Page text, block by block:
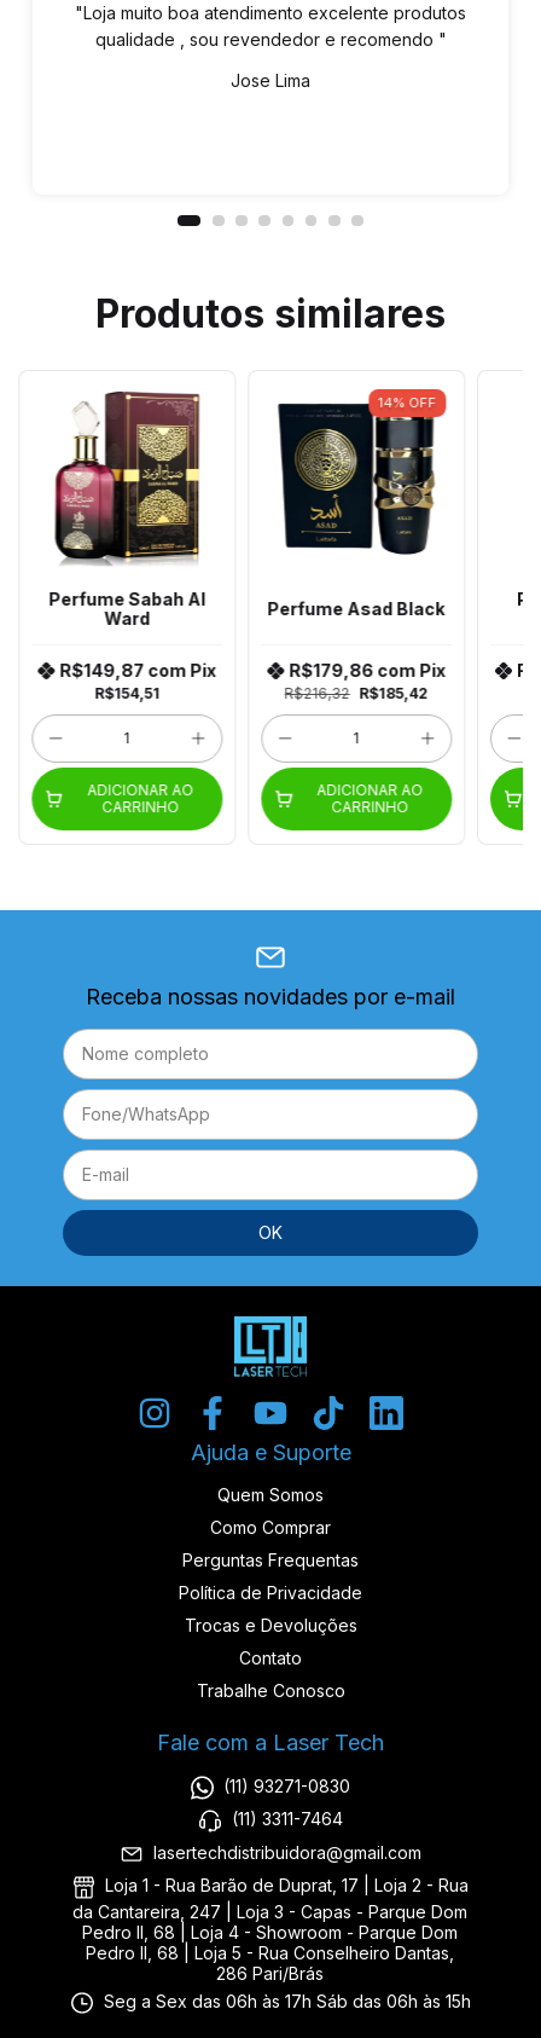
"Loja muito boa atendimento excelente produtos
qualidade , sou revendedor e recomendo "
Jose Lima
Produtos similares
Perfume Sabah Al
Ward
R$154,51
R$149,87 com Pix
ADICIONAR AO
CARRINHO
14% OFF
Perfume Asad Black
R$216,32 R$185,42
R$179,86 com Pix
ADICIONAR AO
CARRINHO
Receba nossas novidades por e-mail
Ajuda e Suporte
Quem Somos
Como Comprar
Perguntas Frequentas
Política de Privacidade
Trocas e Devoluções
Contato
Trabalhe Conosco
Fale com a Laser Tech
(11) 93271-0830
(11) 3311-7464
lasertechdistribuidora@gmail.com
Loja 1 - Rua Barão de Duprat, 17 | Loja 2 - Rua
da Cantareira, 247 | Loja 3 - Capas - Parque Dom
Pedro II, 68 | Loja 4 - Showroom - Parque Dom
Pedro II, 68 | Loja 5 - Rua Conselheiro Dantas,
286 Pari/Brás
Seg a Sex das 06h às 17h Sáb das 06h às 15h